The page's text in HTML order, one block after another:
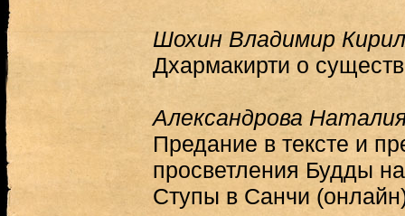
Шохин Владимир
Дхармакирти о
Александрова
Предание в тексте и
просветления Будды
Ступы в Санчи